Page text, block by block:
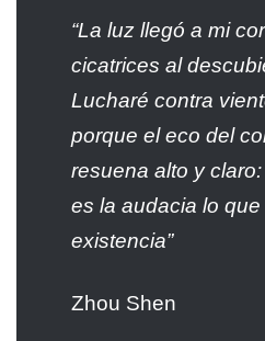
“La luz llegó a mi
cicatrices al
Lucharé contra
porque el eco del
resuena alto y claro:
es la audacia lo que
existencia”
Zhou Shen